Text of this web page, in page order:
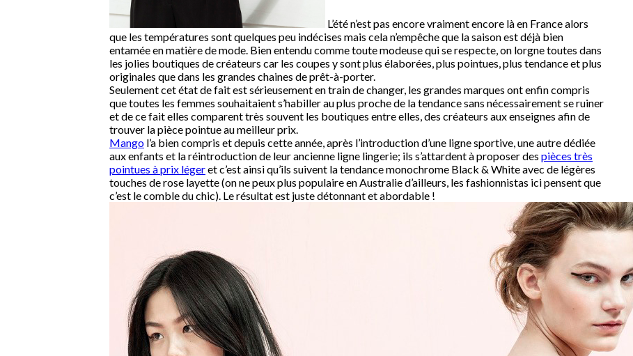
L’été n’est pas encore vraiment encore là en France alors
que les températures sont quelques peu indécises mais cela n’empêche que la saison est déjà bien
entamée en matière de mode. Bien entendu comme toute modeuse qui se respecte, on lorgne toutes dans
les jolies boutiques de créateurs car les coupes y sont plus élaborées, plus pointues, plus tendance et plus
originales que dans les grandes chaines de prêt-à-porter.
Seulement cet état de fait est sérieusement en train de changer, les grandes marques ont enfin compris
que toutes les femmes souhaitaient s’habiller au plus proche de la tendance sans nécessairement se ruiner
et de ce fait elles comparent très souvent les boutiques entre elles, des créateurs aux enseignes afin de
trouver la pièce pointue au meilleur prix.
Mango l’a bien compris et depuis cette année, après l’introduction d’une ligne sportive, une autre dédiée
aux enfants et la réintroduction de leur ancienne ligne lingerie; ils s’attardent à proposer des pièces très
pointues à prix légeret c’est ainsi qu’ils suivent la tendance monochrome Black & White avec de légères
touches de rose layette (on ne peux plus populaire en Australie d’ailleurs, les fashionnistas ici pensent que
c’est le comble du chic). Le résultat est juste détonnant et abordable !